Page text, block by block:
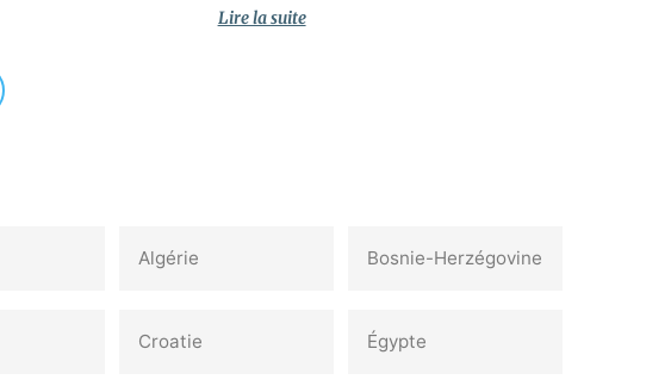
Lire la suite
Algérie Bosnie-Herzégovine
Croatie‎ Égypte‎